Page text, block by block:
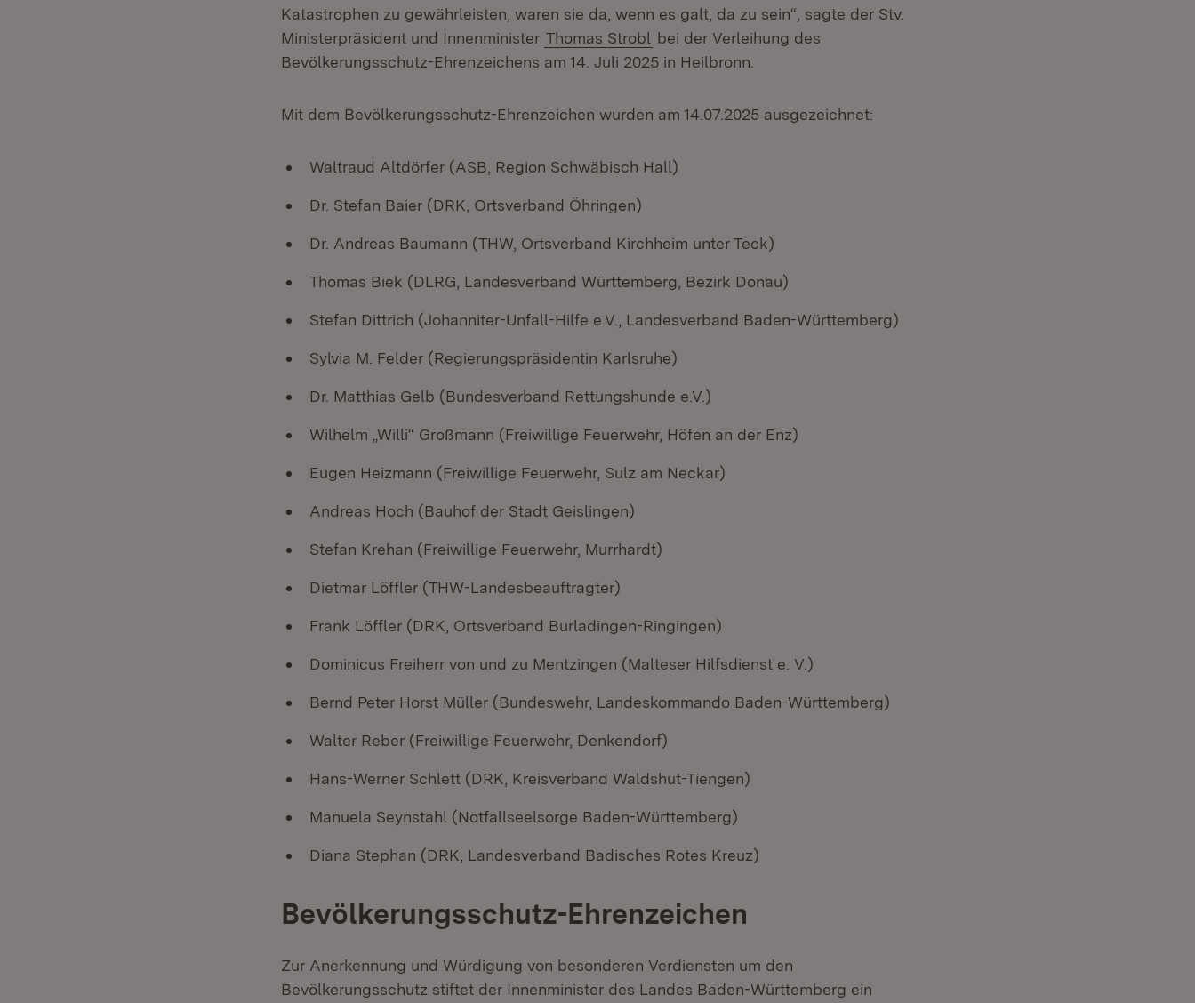
Katastrophen zu gewährleisten, waren sie da, wenn es galt, da zu sein“, sagte der Stv.
Ministerpräsident und Innenminister Thomas Strobl bei der Verleihung des
Bevölkerungsschutz-Ehrenzeichens am 14. Juli 2025 in Heilbronn.
Mit dem Bevölkerungsschutz-Ehrenzeichen wurden am 14.07.2025 ausgezeichnet:
Waltraud Altdörfer (ASB, Region Schwäbisch Hall)
Dr. Stefan Baier (DRK, Ortsverband Öhringen)
Dr. Andreas Baumann (THW, Ortsverband Kirchheim unter Teck)
Thomas Biek (DLRG, Landesverband Württemberg, Bezirk Donau)
Stefan Dittrich (Johanniter-Unfall-Hilfe e.V., Landesverband Baden-Württemberg)
Sylvia M. Felder (Regierungspräsidentin Karlsruhe)
Dr. Matthias Gelb (Bundesverband Rettungshunde e.V.)
Wilhelm „Willi“ Großmann (Freiwillige Feuerwehr, Höfen an der Enz)
Eugen Heizmann (Freiwillige Feuerwehr, Sulz am Neckar)
Andreas Hoch (Bauhof der Stadt Geislingen)
Stefan Krehan (Freiwillige Feuerwehr, Murrhardt)
Dietmar Löffler (THW-Landesbeauftragter)
Frank Löffler (DRK, Ortsverband Burladingen-Ringingen)
Dominicus Freiherr von und zu Mentzingen (Malteser Hilfsdienst e. V.)
Bernd Peter Horst Müller (Bundeswehr, Landeskommando Baden-Württemberg)
Walter Reber (Freiwillige Feuerwehr, Denkendorf)
Hans-Werner Schlett (DRK, Kreisverband Waldshut-Tiengen)
Manuela Seynstahl (Notfallseelsorge Baden-Württemberg)
Diana Stephan (DRK, Landesverband Badisches Rotes Kreuz)
Bevölkerungsschutz-Ehrenzeichen
Zur Anerkennung und Würdigung von besonderen Verdiensten um den
Bevölkerungsschutz stiftet der Innenminister des Landes Baden-Württemberg ein